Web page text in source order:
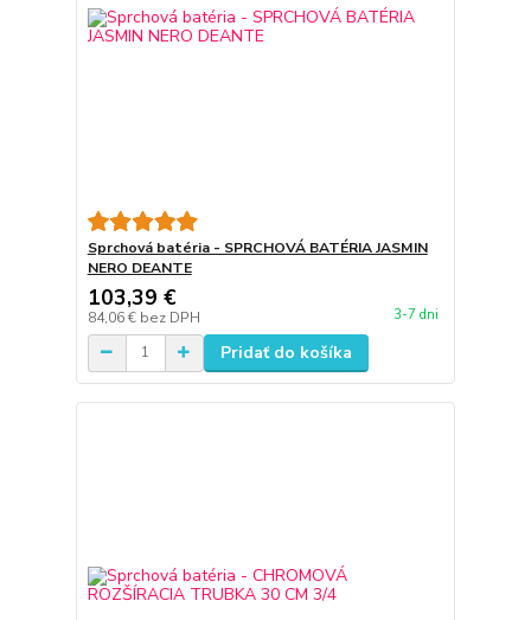
Sprchová batéria - SPRCHOVÁ BATÉRIA JASMIN
NERO DEANTE
103,39 €
84,06 € bez DPH 3-7 dni
Pridať do košíka